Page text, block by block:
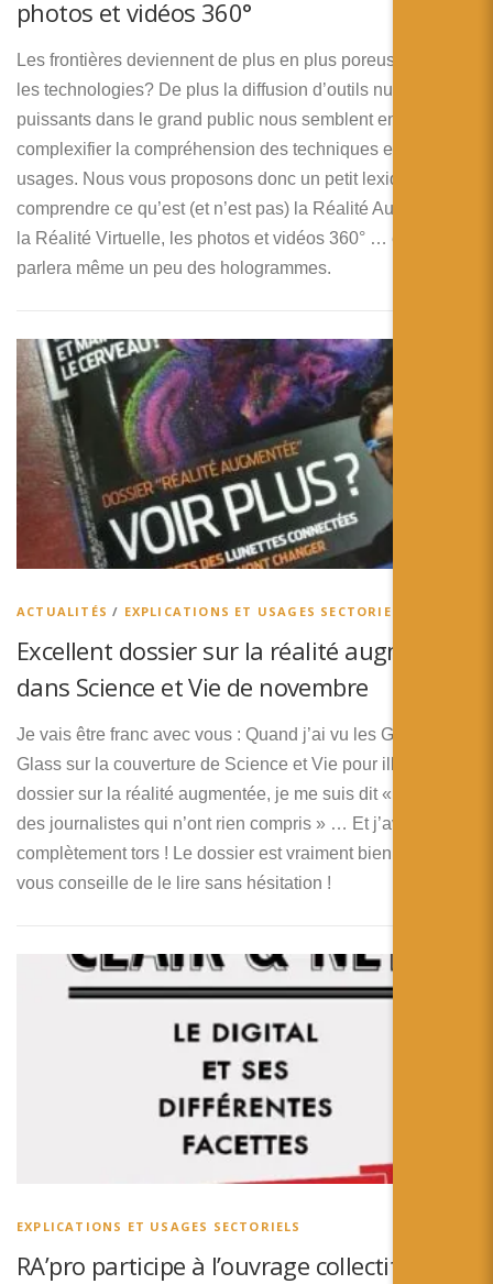
photos et vidéos 360°
Les frontières deviennent de plus en plus poreuses entre
les technologies? De plus la diffusion d’outils numériques
puissants dans le grand public nous semblent encore
complexifier la compréhension des techniques et de leurs
usages. Nous vous proposons donc un petit lexique pour
comprendre ce qu’est (et n’est pas) la Réalité Augmentée,
la Réalité Virtuelle, les photos et vidéos 360° … et on
parlera même un peu des hologrammes.
ACTUALITÉS / EXPLICATIONS ET USAGES SECTORIELS
Excellent dossier sur la réalité augmentée
dans Science et Vie de novembre
Je vais être franc avec vous : Quand j’ai vu les Google
Glass sur la couverture de Science et Vie pour illustrer un
dossier sur la réalité augmentée, je me suis dit « Encore
des journalistes qui n’ont rien compris » … Et j’avais
complètement tors ! Le dossier est vraiment bien monté. Je
vous conseille de le lire sans hésitation !
EXPLICATIONS ET USAGES SECTORIELS
RA’pro participe à l’ouvrage collectif sur les